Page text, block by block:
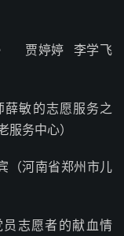
》 贾婷婷 李学飞
敏的志愿服务之
务中心）
（河南省郑州市儿
志愿者的献血情